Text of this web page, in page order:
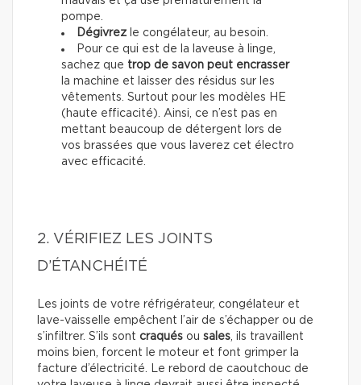
pompe.
Dégivrez le congélateur, au besoin.
Pour ce qui est de la laveuse à linge,
sachez que trop de savon peut encrasser
la machine et laisser des résidus sur les
vêtements. Surtout pour les modèles HE
(haute efficacité). Ainsi, ce n’est pas en
mettant beaucoup de détergent lors de
vos brassées que vous laverez cet électro
avec efficacité.
2. VÉRIFIEZ LES JOINTS
D’ÉTANCHÉITÉ
Les joints de votre réfrigérateur, congélateur et
lave-vaisselle empêchent l’air de s’échapper ou de
s’infiltrer. S’ils sont craqués ou sales, ils travaillent
moins bien, forcent le moteur et font grimper la
facture d’électricité. Le rebord de caoutchouc de